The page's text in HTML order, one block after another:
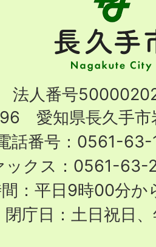
手
市
City
法人番号
愛知県長久手市
話番号：0561-63-
ックス：0561-63-
間：平日9時00分
閉庁日：土日祝日